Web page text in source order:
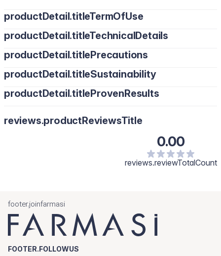
productDetail.titleTermOfUse
productDetail.titleTechnicalDetails
productDetail.titlePrecautions
productDetail.titleSustainability
productDetail.titleProvenResults
reviews.productReviewsTitle
0.00
reviews.reviewTotalCount
footer.joinfarmasi
FOOTER.FOLLOWUS